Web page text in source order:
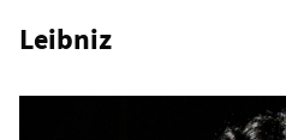
Leibniz